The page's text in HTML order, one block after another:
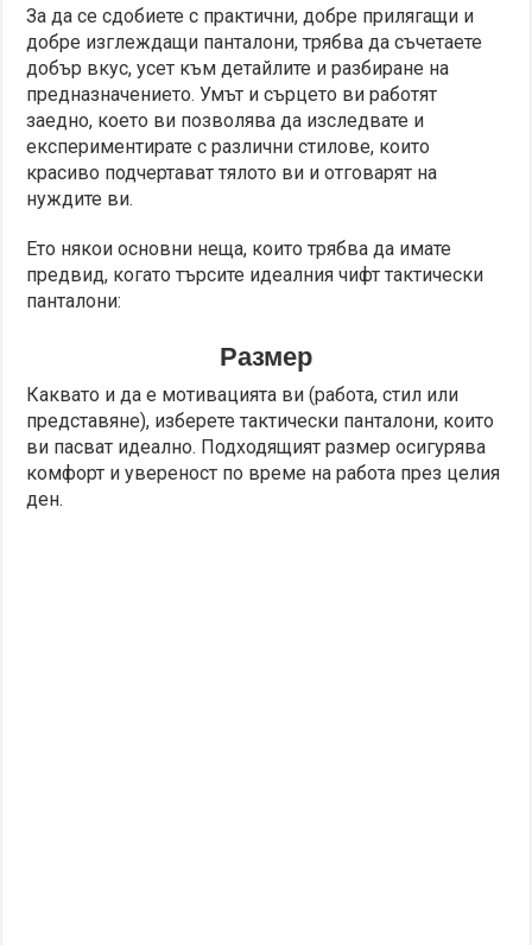
За да се сдобиете с практични, добре прилягащи и
добре изглеждащи панталони, трябва да съчетаете
добър вкус, усет към детайлите и разбиране на
предназначението. Умът и сърцето ви работят
заедно, което ви позволява да изследвате и
експериментирате с различни стилове, които
красиво подчертават тялото ви и отговарят на
нуждите ви.
Ето някои основни неща, които трябва да имате
предвид, когато търсите идеалния чифт тактически
панталони:
Размер
Каквато и да е мотивацията ви (работа, стил или
представяне), изберете тактически панталони, които
ви пасват идеално. Подходящият размер осигурява
комфорт и увереност по време на работа през целия
ден.